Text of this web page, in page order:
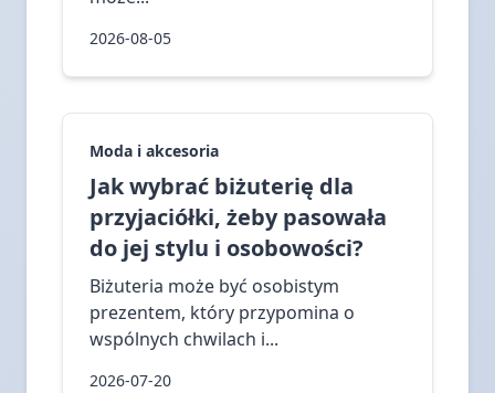
2026-08-05
Moda i akcesoria
Jak wybrać biżuterię dla
przyjaciółki, żeby pasowała
do jej stylu i osobowości?
Biżuteria może być osobistym
prezentem, który przypomina o
wspólnych chwilach i...
2026-07-20